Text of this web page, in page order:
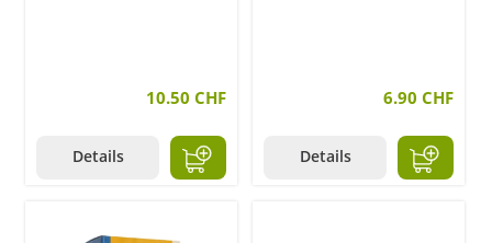
10.50 CHF
Details
6.90 CHF
Details